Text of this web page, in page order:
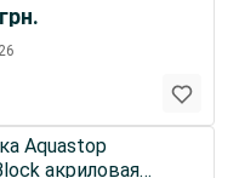
грн.
Aquastop
акриловая